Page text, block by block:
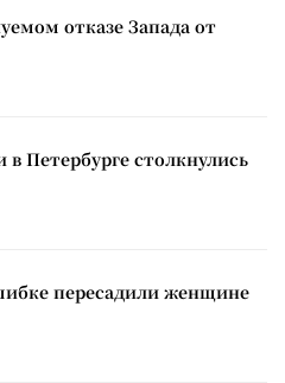
отказе Запада от
Петербурге столкнулись
пересадили женщине